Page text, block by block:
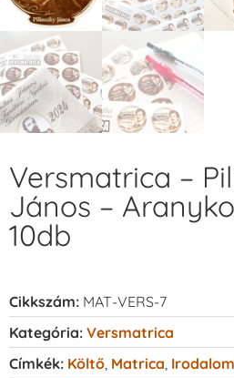
Versmatrica –
János –
10db
Cikkszám: MAT-VERS-7
Kategória: Versmatrica
Címkék: Költő Matrica Irodalom